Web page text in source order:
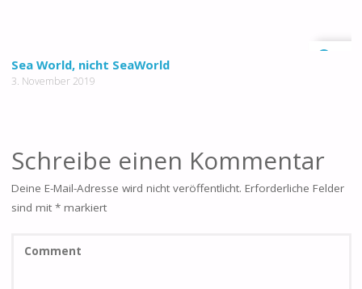
Sea World, nicht SeaWorld
3. November 2019
Schreibe einen Kommentar
Deine E-Mail-Adresse wird nicht veröffentlicht. Erforderliche Felder
sind mit *markiert